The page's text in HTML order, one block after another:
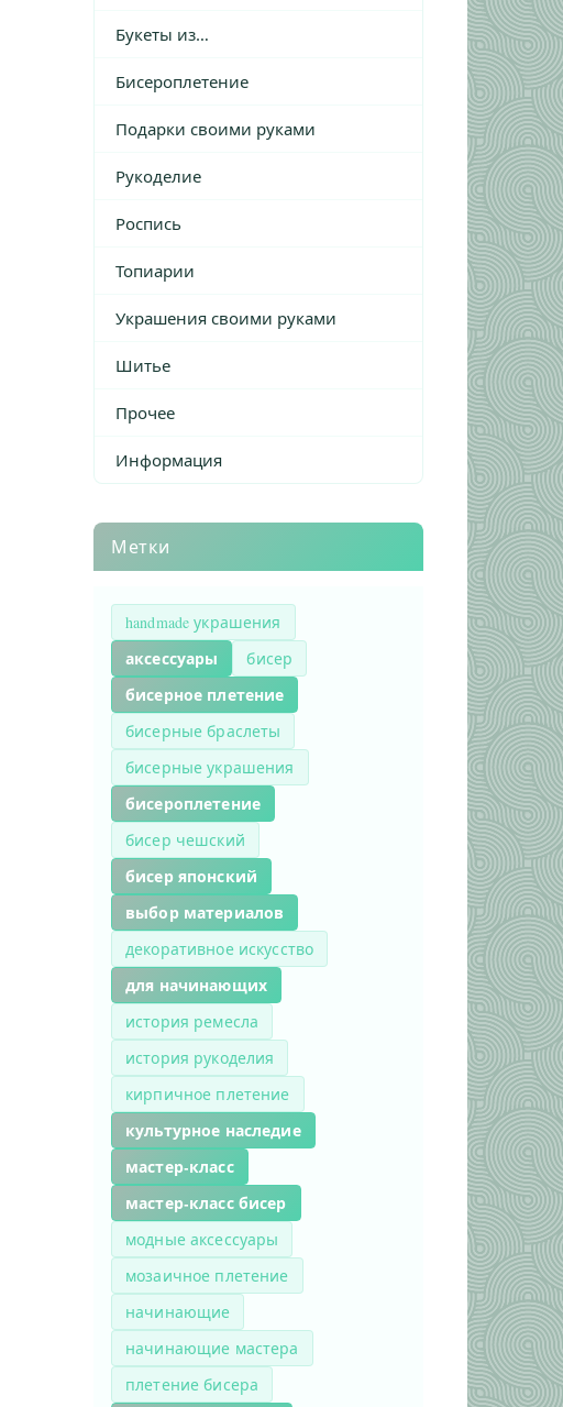
Букеты из…
Бисероплетение
Подарки своими руками
Рукоделие
Роспись
Топиарии
Украшения своими руками
Шитье
Прочее
Информация
Метки
handmade украшения
аксессуары бисер
бисерное плетение
бисерные браслеты
бисерные украшения
бисероплетение
бисер чешский
бисер японский
выбор материалов
декоративное искусство
для начинающих
история ремесла
история рукоделия
кирпичное плетение
культурное наследие
мастер-класс
мастер-класс бисер
модные аксессуары
мозаичное плетение
начинающие
начинающие мастера
плетение бисера